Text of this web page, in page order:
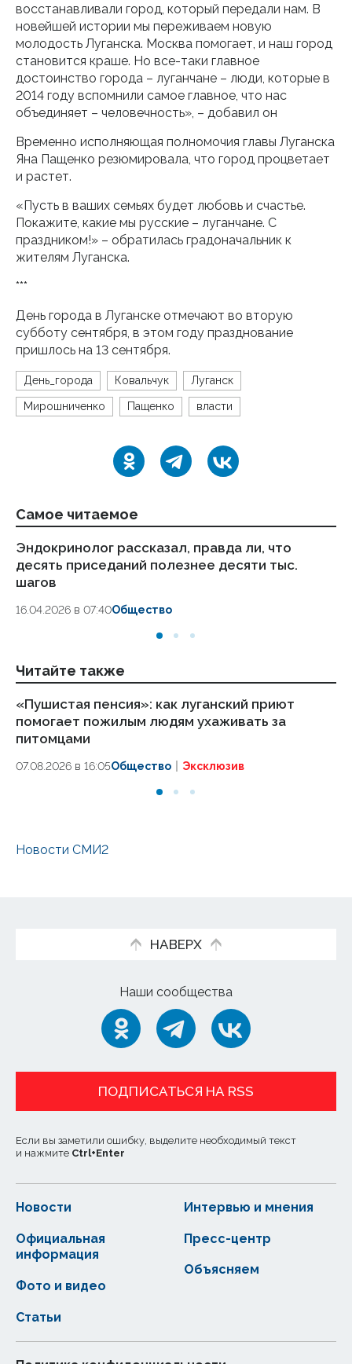
восстанавливали город, который передали нам. В
новейшей истории мы переживаем новую
молодость Луганска. Москва помогает, и наш город
становится краше. Но все-таки главное
достоинство города – луганчане – люди, которые в
2014 году вспомнили самое главное, что нас
объединяет – человечность», – добавил он
Временно исполняющая полномочия главы Луганска
Яна Пащенко резюмировала, что город процветает
и растет.
«Пусть в ваших семьях будет любовь и счастье.
Покажите, какие мы русские – луганчане. С
праздником!» – обратилась градоначальник к
жителям Луганска.
***
День города в Луганске отмечают во вторую
субботу сентября, в этом году празднование
пришлось на 13 сентября.
День_города Ковальчук Луганск
Мирошниченко Пащенко власти
Самое читаемое
Эндокринолог рассказал, правда ли, что
десять приседаний полезнее десяти тыс.
шагов
16.04.2026 в 07:40Общество
Читайте также
«Пушистая пенсия»: как луганский приют
помогает пожилым людям ухаживать за
питомцами
07.08.2026 в 16:05Общество Эксклюзив
Новости СМИ2
НАВЕРХ
Наши сообщества
ПОДПИСАТЬСЯ НА RSS
Если вы заметили ошибку, выделите необходимый текст
и нажмите Ctrl+Enter
Новости
Статьи
Официальная
информация
Интервью и мнения
Фото и видео
Пресс-центр
Объясняем